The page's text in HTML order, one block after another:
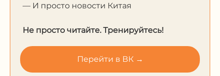
— И просто новости Китая
Не просто читайте. Тренируйтесь!
Перейти в ВК →